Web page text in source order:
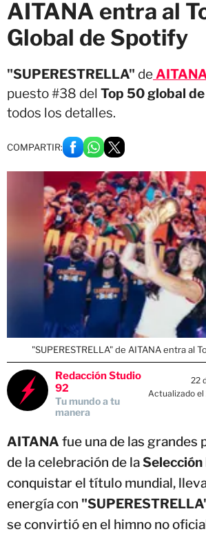
AITANA entra al
Global de Spotify
"SUPERESTRELLA" de
puesto #38 del Top 50 global
todos los detalles.
COMPARTIR:
"SUPERESTRELLA" de AITANA entra al
Redacción Studio
92
Tu mundo a tu
manera
22
Actualizado el
AITANA fue una de las grandes
de la celebración de laSelección
conquistar el título mundial,
energía con
se convirtió en el himno no